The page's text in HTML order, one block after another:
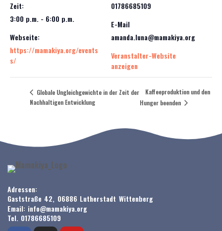
Zeit:
3:00 p.m. - 6:00 p.m.
Webseite:
https://mamakiya.org/events
s/
01786685109
E-Mail
amanda.luna@mamakiya.org
Veranstalter-Website
anzeigen
Globale Ungleichgewichte in der Zeit der
Nachhaltigen Entwicklung
Kaffeeproduktion und den
Hunger beenden
Adressen:
Gaststraße 42, 06886 Lutherstadt Wittenberg
Email: info@mamakiya.org
Tel. 01786685109